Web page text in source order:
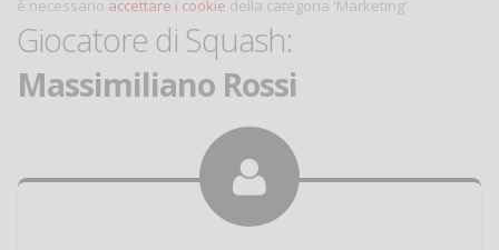
è necessario accettare i cookie della categoria 'Marketing'
Giocatore di Squash:
Massimiliano Rossi